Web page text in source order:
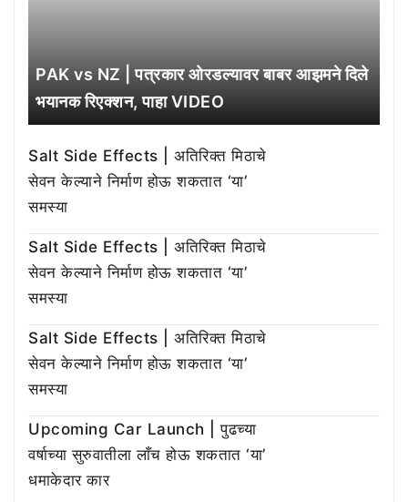
PAK vs NZ | पत्रकार ओरडल्यावर बाबर आझमने दिले
भयानक रिएक्शन, पाहा VIDEO
Salt Side Effects | अतिरिक्त मिठाचे
सेवन केल्याने निर्माण होऊ शकतात ‘या’
समस्या
Salt Side Effects | अतिरिक्त मिठाचे
सेवन केल्याने निर्माण होऊ शकतात ‘या’
समस्या
Salt Side Effects | अतिरिक्त मिठाचे
सेवन केल्याने निर्माण होऊ शकतात ‘या’
समस्या
Upcoming Car Launch | पुढच्या
वर्षाच्या सुरुवातीला लाँच होऊ शकतात ‘या’
धमाकेदार कार